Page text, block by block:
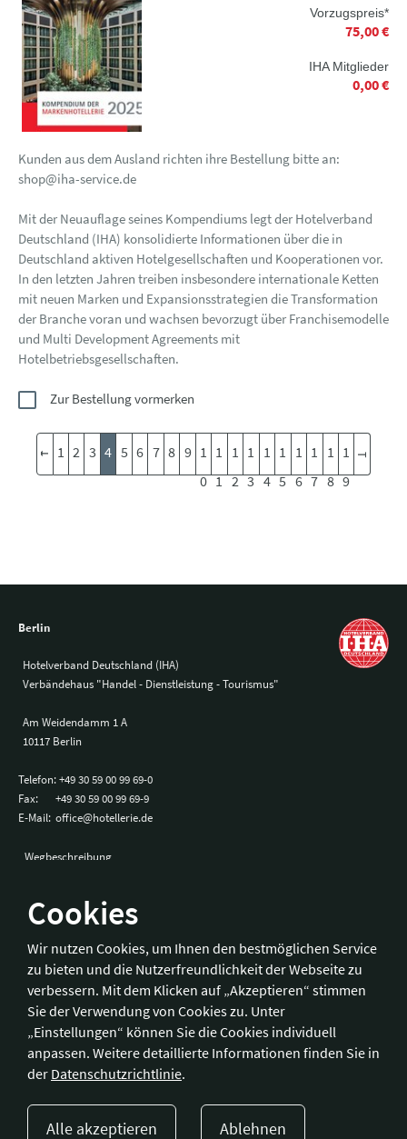
Cookies
Wir nutzen Cookies, um Ihnen den bestmöglichen Service
zu bieten und die Nutzerfreundlichkeit der Webseite zu
verbessern. Mit dem Klicken auf „Akzeptieren“ stimmen
Sie der Verwendung von Cookies zu. Unter
„Einstellungen“ können Sie die Cookies individuell
anpassen. Weitere detaillierte Informationen finden Sie in
der Datenschutzrichtlinie.
Alle akzeptieren Ablehnen
Vorzugspreis*
75,00 €
IHA Mitglieder
0,00 €
Kunden aus dem Ausland richten ihre Bestellung bitte an:
shop@iha-service.de
Mit der Neuauflage seines Kompendiums legt der Hotelverband
Deutschland (IHA) konsolidierte Informationen über die in
Deutschland aktiven Hotelgesellschaften und Kooperationen vor.
In den letzten Jahren treiben insbesondere internationale Ketten
mit neuen Marken und Expansionsstrategien die Transformation
der Branche voran und wachsen bevorzugt über Franchisemodelle
und Multi Development Agreements mit
Hotelbetriebsgesellschaften.
Zur Bestellung vormerken
1 2 3 4 5 6 7 8 9 1
0
1
1
1
2
1
3
1
4
1
5
1
6
1
7
1
8
1
9
Berlin
Hotelverband Deutschland (IHA)
Verbändehaus "Handel - Dienstleistung - Tourismus"
Am Weidendamm 1 A
10117 Berlin
Telefon:+49 30 59 00 99 69-0
Fax:
+49 30 59 00 99 69-9
E-Mail: office@hotellerie.de
Wegbeschreibung
Hotelverband Deutschland (IHA) / IHA-Service GmbH
Kronprinzenstraße 37
53173 Bonn
Telefon:
Fax:
+49 228 92 39 29-9
E-Mail:bonn@hotellerie.de